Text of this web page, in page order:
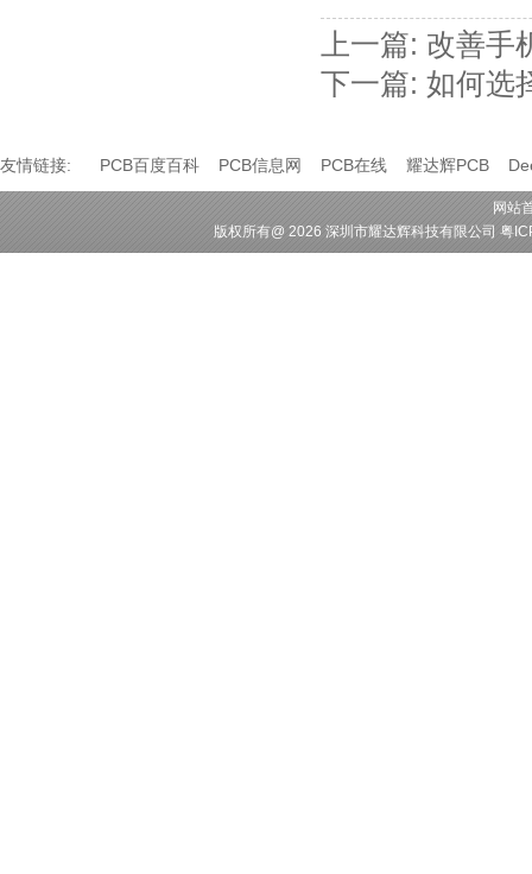
上一篇: 改善手
下一篇: 如何选
友情链接: PCB百度百科 PCB信息网 PCB在线 耀达辉PCB
网站
版权所有@ 2026 深圳市耀达辉科技有限公司 粤